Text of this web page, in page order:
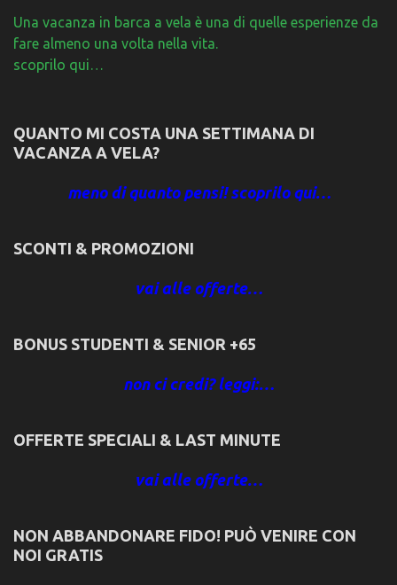
Una vacanza in barca a vela è una di quelle esperienze da
fare almeno una volta nella vita.
scoprilo qui…
QUANTO MI COSTA UNA SETTIMANA DI
VACANZA A VELA?
meno di quanto pensi! scoprilo qui…
SCONTI & PROMOZIONI
vai alle offerte…
BONUS STUDENTI & SENIOR +65
non ci credi? leggi:…
OFFERTE SPECIALI & LAST MINUTE
vai alle offerte…
NON ABBANDONARE FIDO! PUÒ VENIRE CON
NOI GRATIS